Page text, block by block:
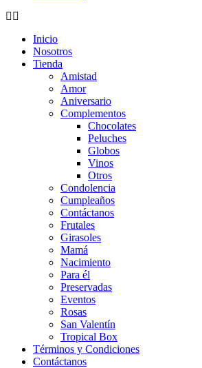
Inicio
Nosotros
Tienda
Amistad
Amor
Aniversario
Complementos
Chocolates
Peluches
Globos
Vinos
Otros
Condolencia
Cumpleaños
Contáctanos
Frutales
Girasoles
Mamá
Nacimiento
Para él
Preservadas
Eventos
Rosas
San Valentín
Tropical Box
Términos y Condiciones
Contáctanos